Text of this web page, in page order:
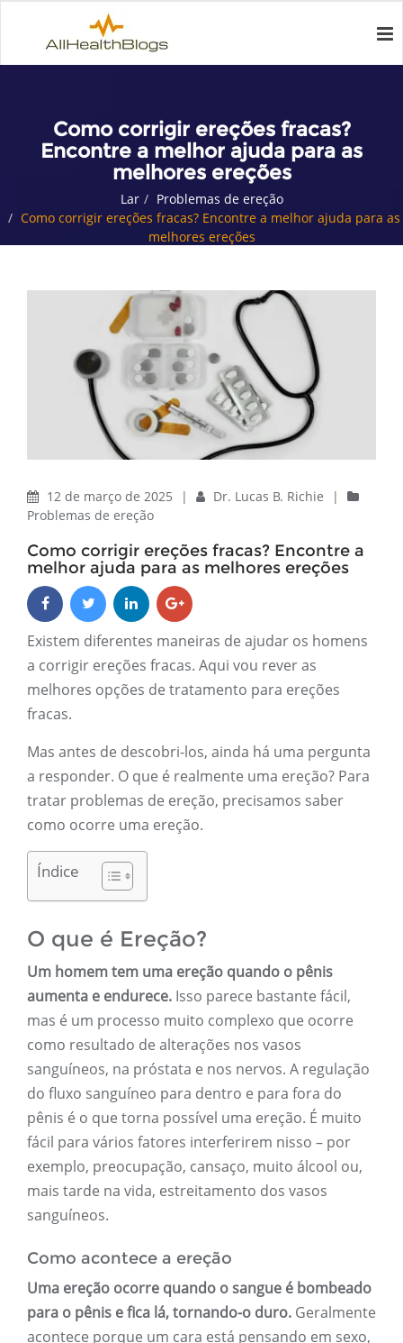
Como corrigir ereções fracas?
Encontre a melhor ajuda para as
melhores ereções
Lar
Problemas de ereção
Como corrigir ereções fracas? Encontre a melhor ajuda para as
melhores ereções
12 de março de 2025 | Dr. Lucas B. Richie
|
Problemas de ereção
Como corrigir ereções fracas? Encontre a
melhor ajuda para as melhores ereções
Existem diferentes maneiras de ajudar os homens
a corrigir ereções fracas. Aqui vou rever as
melhores opções de tratamento para ereções
fracas.
Mas antes de descobri-los, ainda há uma pergunta
a responder. O que é realmente uma ereção? Para
tratar problemas de ereção, precisamos saber
como ocorre uma ereção.
Índice
O que é Ereção?
Um homem tem uma ereção quando o pênis
aumenta e endurece. Isso parece bastante fácil,
mas é um processo muito complexo que ocorre
como resultado de alterações nos vasos
sanguíneos, na próstata e nos nervos. A regulação
do fluxo sanguíneo para dentro e para fora do
pênis é o que torna possível uma ereção. É muito
fácil para vários fatores interferirem nisso – por
exemplo, preocupação, cansaço, muito álcool ou,
mais tarde na vida, estreitamento dos vasos
sanguíneos.
Como acontece a ereção
Uma ereção ocorre quando o sangue é bombeado
para o pênis e fica lá, tornando-o duro. Geralmente
acontece porque um cara está pensando em sexo,